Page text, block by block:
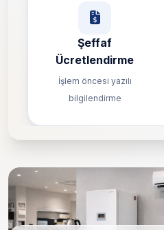
Şeffaf
Ücretlendirme
İşlem öncesi yazılı
bilgilendirme